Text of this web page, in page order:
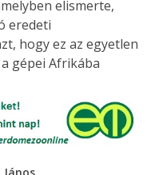
elismerte,
eredeti
hogy ez az egyetlen
gépei Afrikába